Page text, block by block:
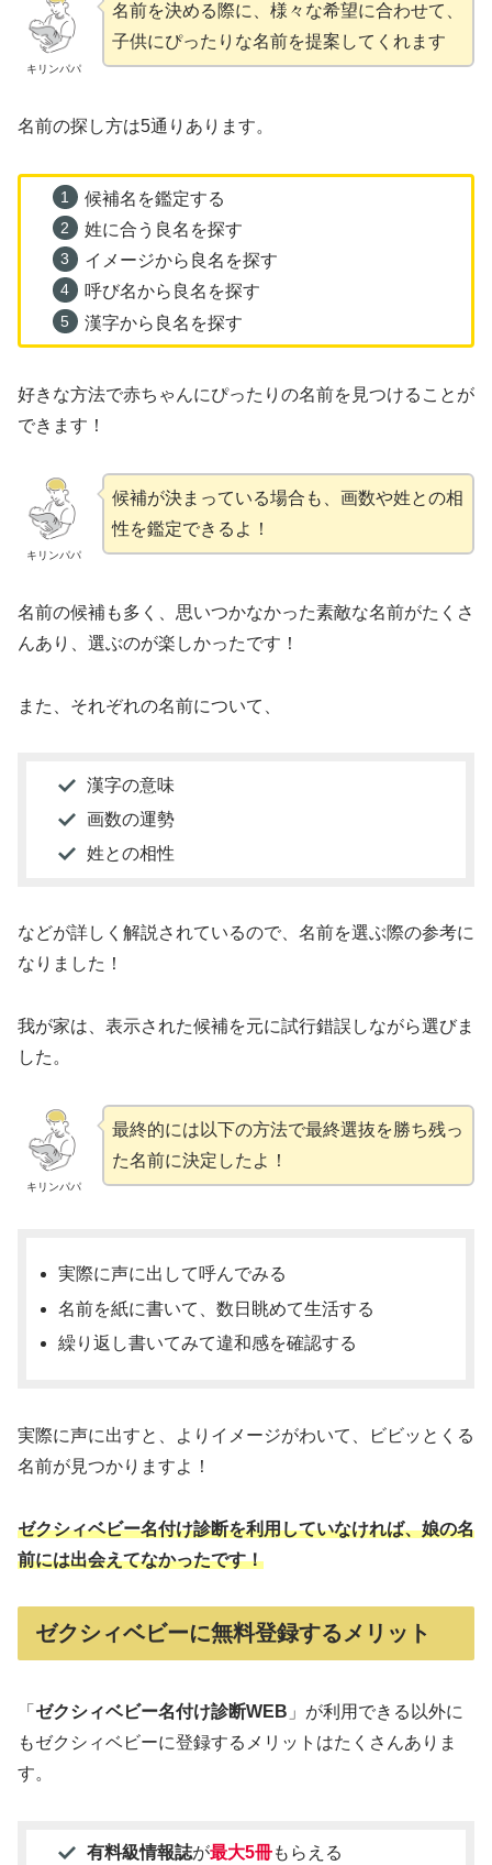
キリンパパ
名前を決める際に、様々な希望に合わせて、
子供にぴったりな名前を提案してくれます
名前の探し方は5通りあります。
候補名を鑑定する
姓に合う良名を探す
イメージから良名を探す
呼び名から良名を探す
漢字から良名を探す
好きな方法で赤ちゃんにぴったりの名前を見つけることが
できます！
キリンパパ
候補が決まっている場合も、画数や姓との相
性を鑑定できるよ！
名前の候補も多く、思いつかなかった素敵な名前がたくさ
んあり、選ぶのが楽しかったです！
また、それぞれの名前について、
漢字の意味
画数の運勢
姓との相性
などが詳しく解説されているので、名前を選ぶ際の参考に
なりました！
我が家は、表示された候補を元に試行錯誤しながら選びま
した。
キリンパパ
最終的には以下の方法で最終選抜を勝ち残っ
た名前に決定したよ！
実際に声に出して呼んでみる
名前を紙に書いて、数日眺めて生活する
繰り返し書いてみて違和感を確認する
実際に声に出すと、よりイメージがわいて、ビビッとくる
名前が見つかりますよ！
ゼクシィベビー名付け診断を利用していなければ、娘の名
前には出会えてなかったです！
ゼクシィベビーに無料登録するメリット
「 ゼクシィベビー名付け診断WEB 」が利用できる以外に
もゼクシィベビーに登録するメリットはたくさんありま
す。
有料級情報誌が最大5冊もらえる